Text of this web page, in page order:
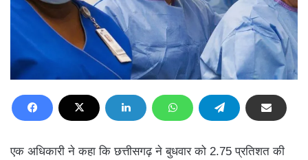
एक अधिकारी ने कहा कि छत्तीसगढ़ ने बुधवार को 2.75 प्रतिशत की